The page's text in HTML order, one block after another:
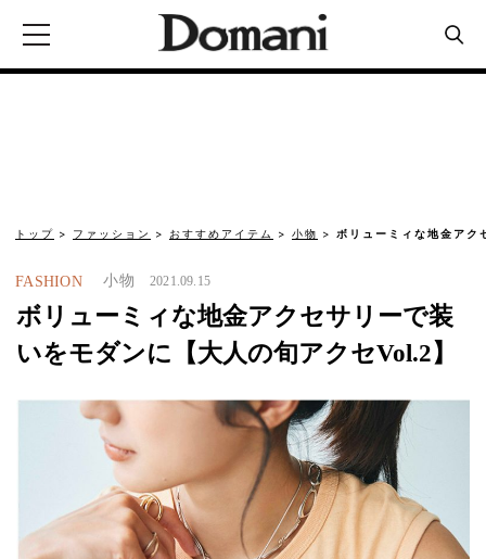
トップ ファッション おすすめアイテム 小物 ボリューミィな地金ア
FASHION 小物 2021.09.15
ボリューミィな地金アクセサリーで装
いをモダンに【大人の旬アクセVol.2】